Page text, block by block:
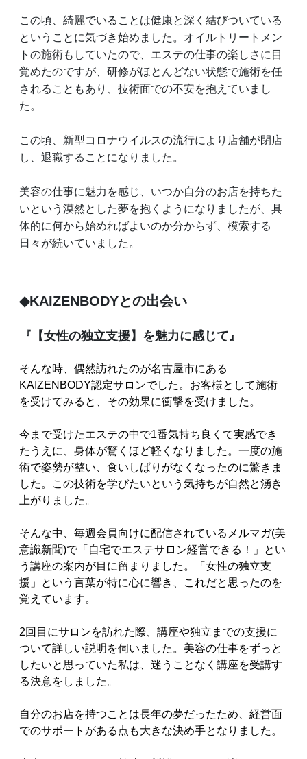
この頃、綺麗でいることは健康と深く結びついている
ということに気づき始めました。オイルトリートメン
トの施術もしていたので、エステの仕事の楽しさに目
覚めたのですが、研修がほとんどない状態で施術を任
されることもあり、技術面での不安を抱えていまし
た。
この頃、新型コロナウイルスの流行により店舗が閉店
し、退職することになりました。
美容の仕事に魅力を感じ、いつか自分のお店を持ちた
いという漠然とした夢を抱くようになりましたが、具
体的に何から始めればよいのか分からず、模索する
日々が続いていました。
◆KAIZENBODYとの出会い
『【女性の独立支援】を魅力に感じて』
そんな時、偶然訪れたのが名古屋市にある
KAIZENBODY認定サロンでした。お客様として施術
を受けてみると、その効果に衝撃を受けました。
今まで受けたエステの中で1番気持ち良くて実感でき
たうえに、身体が驚くほど軽くなりました。一度の施
術で姿勢が整い、食いしばりがなくなったのに驚きま
した。この技術を学びたいという気持ちが自然と湧き
上がりました。
そんな中、毎週会員向けに配信されているメルマガ(美
意識新聞)で「自宅でエステサロン経営できる！」とい
う講座の案内が目に留まりました。「女性の独立支
援」という言葉が特に心に響き、これだと思ったのを
覚えています。
2回目にサロンを訪れた際、講座や独立までの支援に
ついて詳しい説明を伺いました。美容の仕事をずっと
したいと思っていた私は、迷うことなく講座を受講す
る決意をしました。
自分のお店を持つことは長年の夢だったため、経営面
でのサポートがある点も大きな決め手となりました。